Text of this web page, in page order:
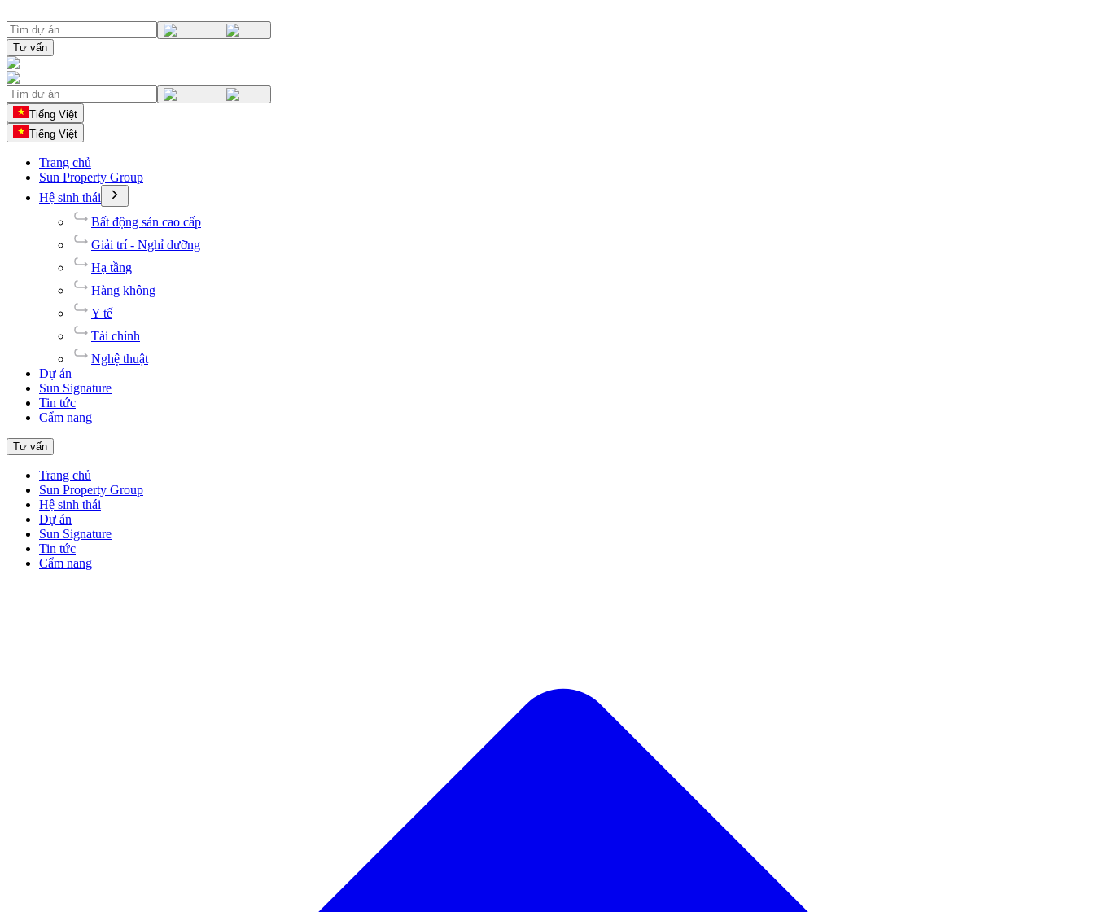
Tư vấn
Tiếng Việt
Tiếng Việt
Trang chủ
Sun Property Group
Hệ sinh thái
Bất động sản cao cấp
Giải trí - Nghỉ dưỡng
Hạ tầng
Hàng không
Y tế
Tài chính
Nghệ thuật
Dự án
Sun Signature
Tin tức
Cẩm nang
Tư vấn
Trang chủ
Sun Property Group
Hệ sinh thái
Dự án
Sun Signature
Tin tức
Cẩm nang